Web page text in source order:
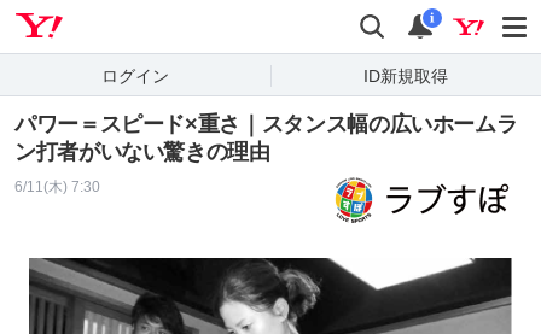
検索 通知
i
ログイン ID新規取得
パワー＝スピード×重さ｜スタンス幅の広いホームラ
ン打者がいない驚きの理由
6/11(木) 7:30